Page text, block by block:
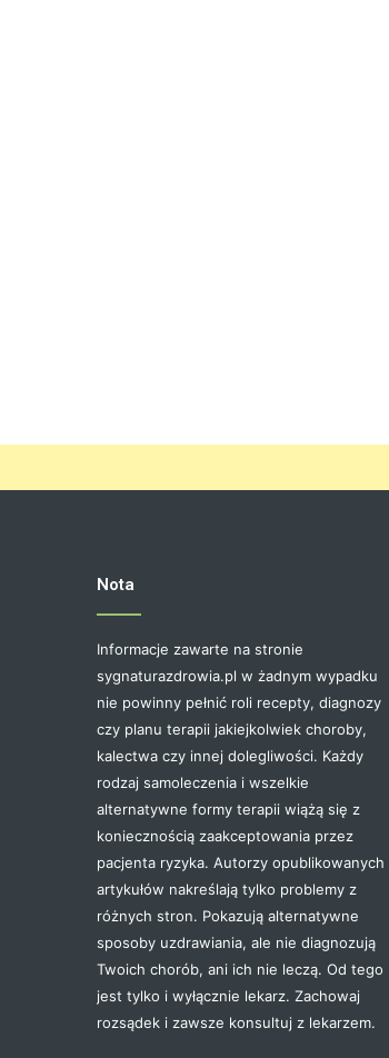
Nota
Informacje zawarte na stronie
sygnaturazdrowia.pl w żadnym wypadku
nie powinny pełnić roli recepty, diagnozy
czy planu terapii jakiejkolwiek choroby,
kalectwa czy innej dolegliwości. Każdy
rodzaj samoleczenia i wszelkie
alternatywne formy terapii wiążą się z
koniecznością zaakceptowania przez
pacjenta ryzyka. Autorzy opublikowanych
artykułów nakreślają tylko problemy z
różnych stron. Pokazują alternatywne
sposoby uzdrawiania, ale nie diagnozują
Twoich chorób, ani ich nie leczą. Od tego
jest tylko i wyłącznie lekarz. Zachowaj
rozsądek i zawsze konsultuj z lekarzem.